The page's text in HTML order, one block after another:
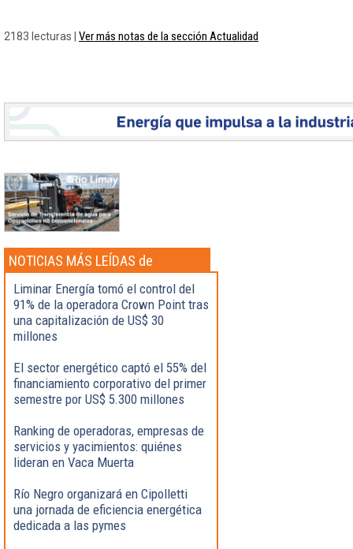
2183 lecturas | Ver más notas de la sección Actualidad
NOTICIAS MÁS LEÍDAS de
Actualidad
Liminar Energía tomó el control del
91% de la operadora Crown Point tras
una capitalización de US$ 30
millones
El sector energético captó el 55% del
financiamiento corporativo del primer
semestre por US$ 5.300 millones
Ranking de operadoras, empresas de
servicios y yacimientos: quiénes
lideran en Vaca Muerta
Río Negro organizará en Cipolletti
una jornada de eficiencia energética
dedicada a las pymes